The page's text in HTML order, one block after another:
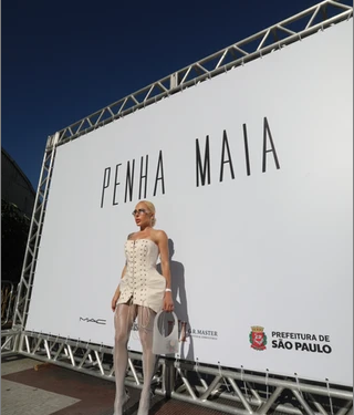
cada reflexo dourado da luz sobre a pe